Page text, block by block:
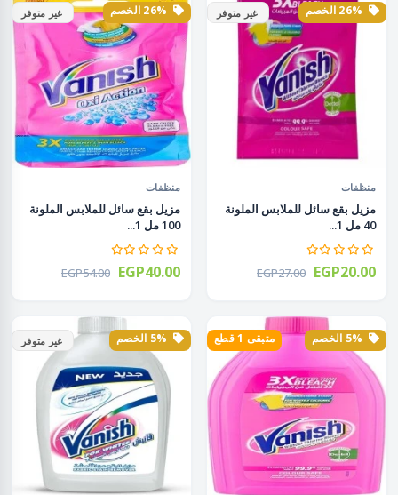
غير متوفر
منظفات
مزيل بقع سائل للملابس الملونة
40 مل 1...
EGP27.00 EGP20.00
غير متوفر
منظفات
مزيل بقع سائل للملابس الملونة
100 مل 1...
EGP54.00 EGP40.00
متبقى 1 قطع غير متوفر